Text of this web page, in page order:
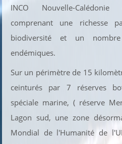
INCO Nouvelle-
comprenant une richesse
biodiversité et un nombre
endémiques.
Sur un périmètre de 15
ceinturés par 7 réserves
spéciale marine, ( réserve
Lagon sud, une zone
Mondial de l'Humanité de